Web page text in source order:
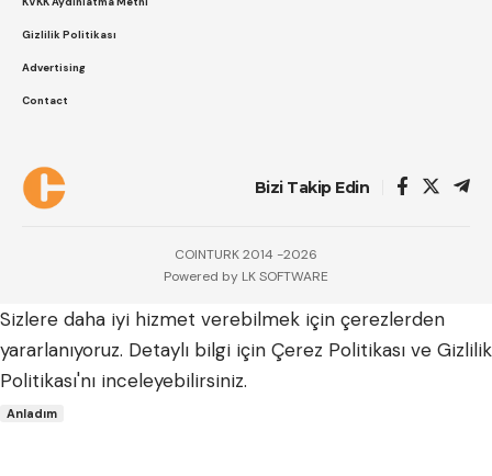
Gizlilik Politikası
Advertising
Contact
Bizi Takip Edin
COINTURK 2014 -2026
Powered by LK SOFTWARE
Sizlere daha iyi hizmet verebilmek için çerezlerden
yararlanıyoruz. Detaylı bilgi için Çerez Politikası ve Gizlilik
Politikası'nı inceleyebilirsiniz.
Anladım